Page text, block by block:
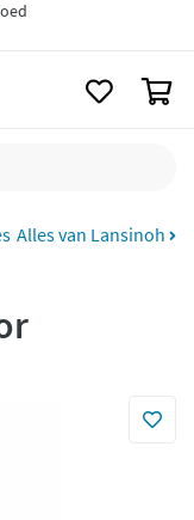
*
Alles van Lansinoh